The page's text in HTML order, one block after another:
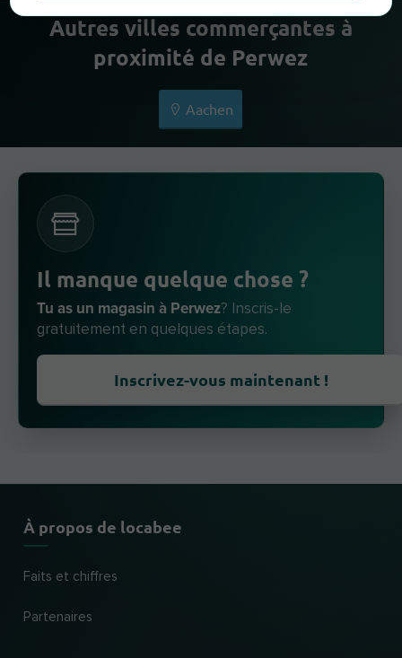
Autres villes commerçantes à
proximité de Perwez
Aachen
Il manque quelque chose ?
Tu as un magasin à Perwez? Inscris-le
gratuitement en quelques étapes.
Inscrivez-vous maintenant !
À propos de locabee
Faits et chiffres
Partenaires